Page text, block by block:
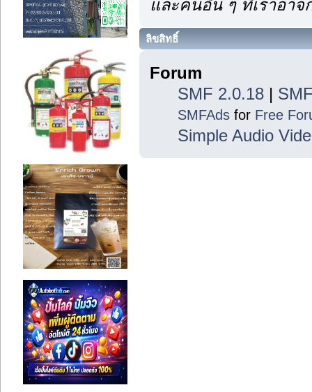
และคนอื่น ๆ ที่เราอา
ลิขสิทธิ์
Forum
SMF 2.0.18|
SMFAdsfor Free
Simple Audio